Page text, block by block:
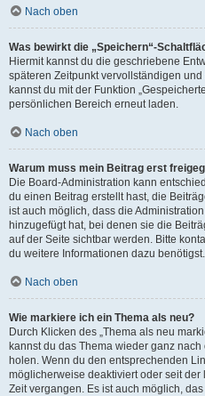
Nach oben
Was bewirkt die „Speichern“-
Hiermit kannst du die geschriebene
späteren Zeitpunkt vervollständigen
kannst du mit der Funktion
persönlichen Bereich erneut laden.
Nach oben
Warum muss mein Beitrag erst
Die Board-Administration kann
du einen Beitrag erstellt hast, die
ist auch möglich, dass die
hinzugefügt hat, bei denen sie die
auf der Seite sichtbar werden. Bitte
du weitere Informationen dazu benötigst.
Nach oben
Wie markiere ich ein Thema als neu?
Durch Klicken des „Thema als neu
kannst du das Thema wieder ganz
holen. Wenn du den entsprechenden
möglicherweise deaktiviert oder seit
Zeit vergangen. Es ist auch möglich,